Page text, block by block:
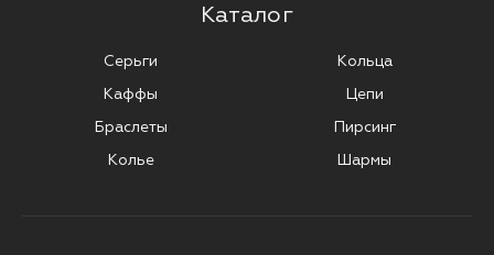
Каталог
Серьги
Каффы
Браслеты
Колье
Кольца
Цепи
Пирсинг
Шармы